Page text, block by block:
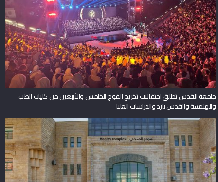
جامعة القدس تطلق احتفالات تخريج الفوج الخامس والأربعين من كليات الطب
والهندسة والقدس بارد والدراسات العليا